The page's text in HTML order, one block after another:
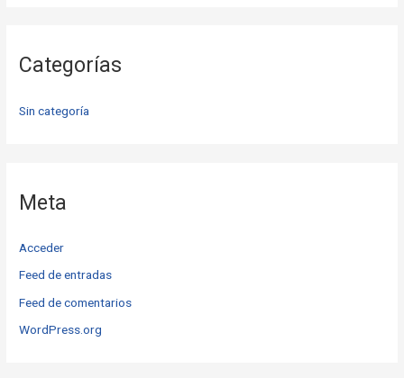
Categorías
Sin categoría
Meta
Acceder
Feed de entradas
Feed de comentarios
WordPress.org